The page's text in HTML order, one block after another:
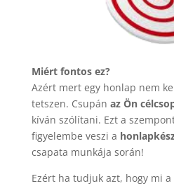
Miért fontos ez?
Azért mert egy honlap nem
tetszen. Csupán az Ön
kíván szólítani. Ezt a
figyelembe veszi a
csapata munkája során!
Ezért ha tudjuk azt, hogy mi